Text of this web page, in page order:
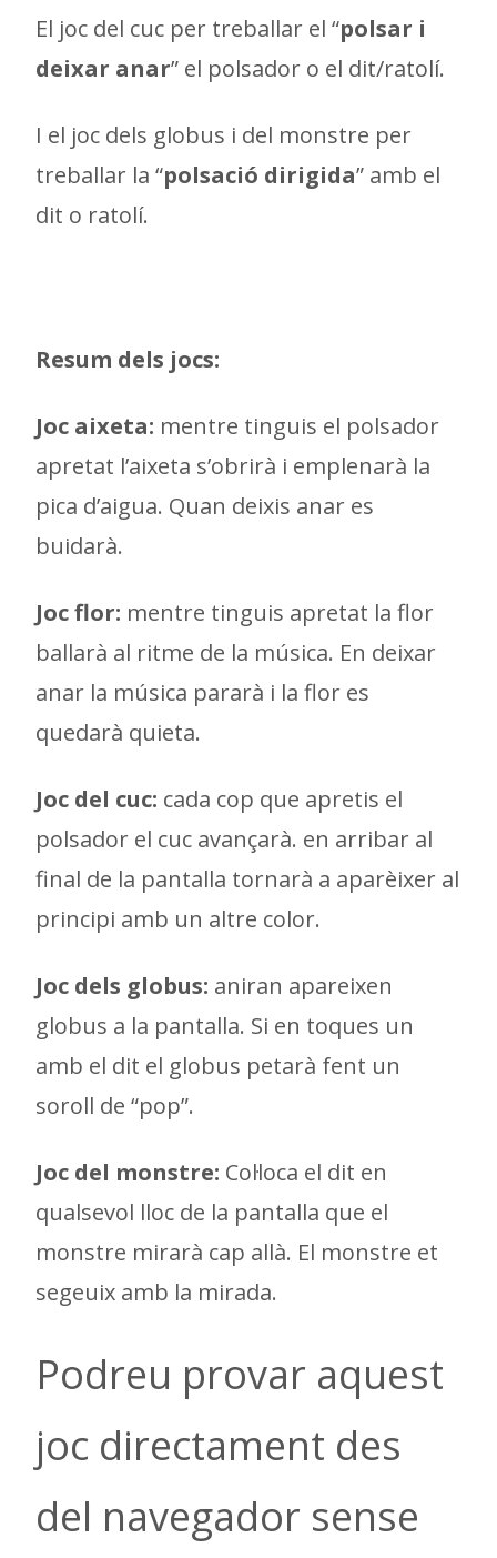
El joc del cuc per treballar el “polsar i
deixar anar” el polsador o el dit/ratolí.
I el joc dels globus i del monstre per
treballar la “polsació dirigida” amb el
dit o ratolí.
Resum dels jocs:
Joc aixeta: mentre tinguis el polsador
apretat l’aixeta s’obrirà i emplenarà la
pica d’aigua. Quan deixis anar es
buidarà.
Joc flor: mentre tinguis apretat la flor
ballarà al ritme de la música. En deixar
anar la música pararà i la flor es
quedarà quieta.
Joc del cuc: cada cop que apretis el
polsador el cuc avançarà. en arribar al
final de la pantalla tornarà a aparèixer al
principi amb un altre color.
Joc dels globus: aniran apareixen
globus a la pantalla. Si en toques un
amb el dit el globus petarà fent un
soroll de “pop”.
Joc del monstre: Col·loca el dit en
qualsevol lloc de la pantalla que el
monstre mirarà cap allà. El monstre et
segeuix amb la mirada.
Podreu provar aquest
joc directament des
del navegador sense